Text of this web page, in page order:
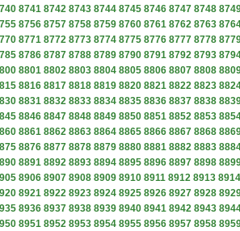
8741 8742 8743 8744 8745 8746 8747 8748
8756 8757 8758 8759 8760 8761 8762 8763
8771 8772 8773 8774 8775 8776 8777 8778
8786 8787 8788 8789 8790 8791 8792 8793
8801 8802 8803 8804 8805 8806 8807 8808
8816 8817 8818 8819 8820 8821 8822 8823
8831 8832 8833 8834 8835 8836 8837 8838
8846 8847 8848 8849 8850 8851 8852 8853
8861 8862 8863 8864 8865 8866 8867 8868
8876 8877 8878 8879 8880 8881 8882 8883
8891 8892 8893 8894 8895 8896 8897 8898
8906 8907 8908 8909 8910 8911 8912 8913 8914
8921 8922 8923 8924 8925 8926 8927 8928
8936 8937 8938 8939 8940 8941 8942 8943
8951 8952 8953 8954 8955 8956 8957 8958